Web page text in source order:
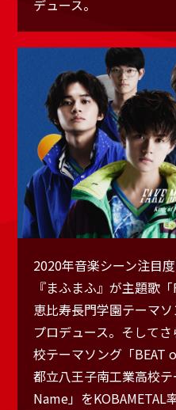
デュース。
2020年音楽シーン注目
『まふまふ』が主題歌
恵比寿長門学園テーマ
プロデュース。そして
校テーマソング「BEAT
都立八王子南工業高校
Name」をKOBAMETAL